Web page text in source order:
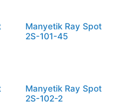
Manyetik Ray Spot
2S-101-45
Manyetik Ray Spot
2S-102-2